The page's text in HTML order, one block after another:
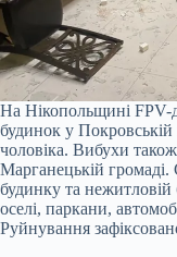
На Нікопольщині
будинок у
чоловіка. Вибухи
Марганецькій
будинку та
оселі, паркани,
Руйнування